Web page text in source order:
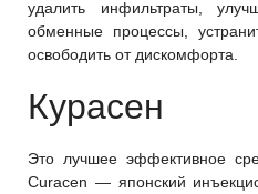
удалить инфильтраты,
обменные процессы,
освободить от дискомфорта.
Курасен
Это лучшее эффективное
Curacen — японский